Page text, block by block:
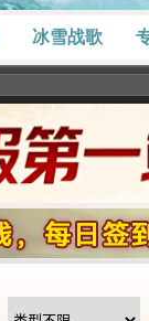
冰雪战歌